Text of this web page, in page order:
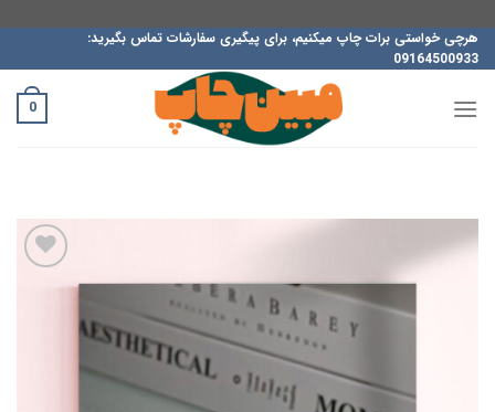
محتوا
بروید
هرچی خواستی برات چاپ میکنیم، برای پیگیری سفارشات تماس بگیرید:
09164500933
0